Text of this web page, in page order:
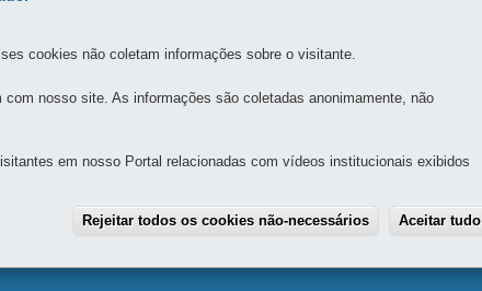
cookies não coletam informações sobre o visitante.
nosso site. As informações são coletadas anonimamente, não
em nosso Portal relacionadas com vídeos institucionais exibidos
Rejeitar todos os cookies não-necessários Aceitar tudo